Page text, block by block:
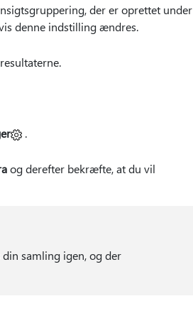
der er oprettet under
denne indstilling ændres.
.
og derefter bekræfte, at du vil
samling igen, og der